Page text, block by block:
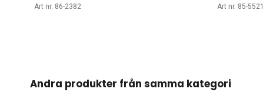
Art nr. 86-2382
Art nr. 85-5521
Andra produkter från samma kategori